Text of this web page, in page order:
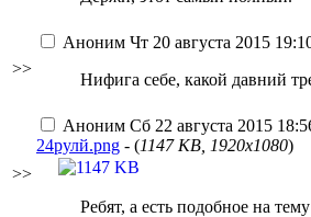
>>
Аноним Чт 20 августа 2015
Нифига себе, какой давний
>>
Аноним Сб 22 августа 2015
24рулй.png - (1147 KB, 1920x1080)
Ребят, а есть подобное на